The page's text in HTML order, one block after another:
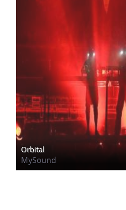
Orbital
MySound